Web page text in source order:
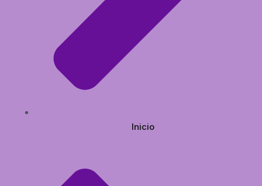
Inicio